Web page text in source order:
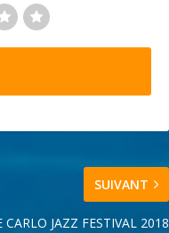
SUIVANT
CARLO JAZZ FESTIVAL 2018